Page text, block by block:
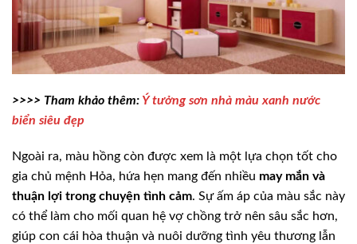
>>>> Tham khảo thêm: Ý tưởng sơn nhà màu xanh nước
biển siêu đẹp
Ngoài ra, màu hồng còn được xem là một lựa chọn tốt cho
gia chủ mệnh Hỏa, hứa hẹn mang đến nhiều may mắn và
thuận lợi trong chuyện tình cảm. Sự ấm áp của màu sắc này
có thể làm cho mối quan hệ vợ chồng trở nên sâu sắc hơn,
giúp con cái hòa thuận và nuôi dưỡng tình yêu thương lẫn